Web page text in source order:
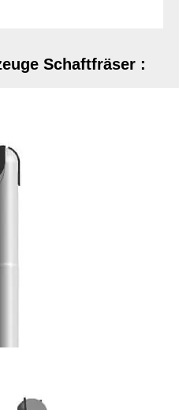
Schaftfräser :